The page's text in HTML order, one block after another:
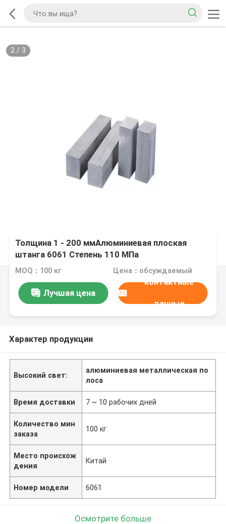
2/ 3
Толщина 1 - 200 ммАлюминиевая плоская
штанга 6061 Степень 110 МПа
MOQ：100 кг Цена：обсуждаемый
Лучшая цена
контактные
данные
Характер продукции
Высокий свет:
алюминиевая металлическая по
лоса
Время доставки 7 ~ 10 рабочих дней
Количество мин
заказа
100 кг
Место происхож
дения
Китай
Номер модели 6061
Осмотрите больше